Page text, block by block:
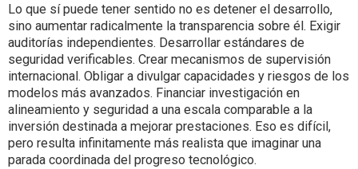
Lo que sí puede tener sentido no es detener el desarrollo,
sino aumentar radicalmente la transparencia sobre él. Exigir
auditorías independientes. Desarrollar estándares de
seguridad verificables. Crear mecanismos de supervisión
internacional. Obligar a divulgar capacidades y riesgos de los
modelos más avanzados. Financiar investigación en
alineamiento y seguridad a una escala comparable a la
inversión destinada a mejorar prestaciones. Eso es difícil,
pero resulta infinitamente más realista que imaginar una
parada coordinada del progreso tecnológico.